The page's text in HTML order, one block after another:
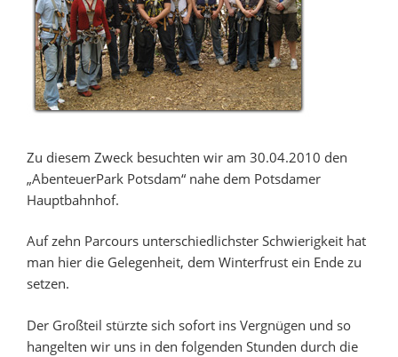
Zu diesem Zweck besuchten wir am 30.04.2010 den
„AbenteuerPark Potsdam“ nahe dem Potsdamer
Hauptbahnhof.
Auf zehn Parcours unterschiedlichster Schwierigkeit hat
man hier die Gelegenheit, dem Winterfrust ein Ende zu
setzen.
Der Großteil stürzte sich sofort ins Vergnügen und so
hangelten wir uns in den folgenden Stunden durch die